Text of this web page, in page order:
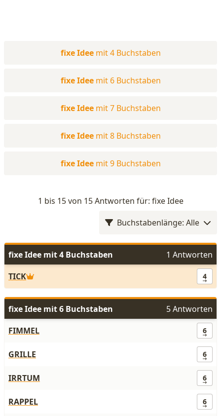
fixe Idee mit 4 Buchstaben
fixe Idee mit 6 Buchstaben
fixe Idee mit 7 Buchstaben
fixe Idee mit 8 Buchstaben
fixe Idee mit 9 Buchstaben
1 bis 15 von 15 Antworten für: fixe Idee
Buchstabenlänge: Alle
fixe Idee mit 4 Buchstaben
1 Antworten
TICK
4
fixe Idee mit 6 Buchstaben
5 Antworten
FIMMEL
6
GRILLE 6
IRRTUM 6
RAPPEL 6